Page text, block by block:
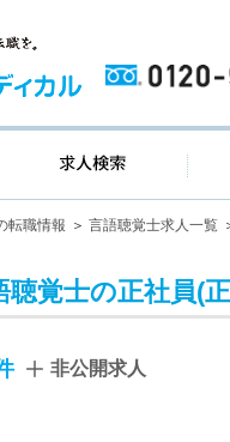
利用ガイド 求人
転職情報 言語聴覚士求人一覧
聴覚士の正社員(
非公開求人